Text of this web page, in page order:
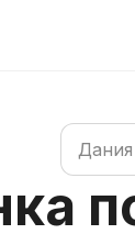
Поиск по
Дания